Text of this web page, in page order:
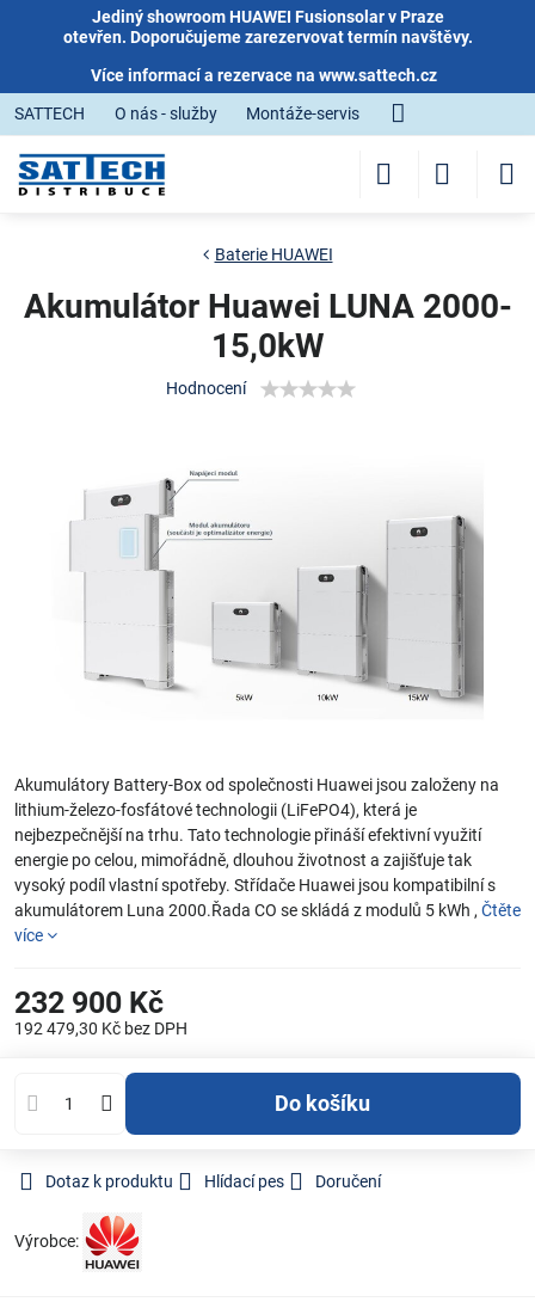
Jediný showroom HUAWEI Fusionsolar v Praze
otevřen. Doporučujeme zarezervovat termín navštěvy.
Více informací a rezervace na www.sattech.cz
SATTECH
O nás - služby Montáže-servis
Baterie HUAWEI
Akumulátor Huawei LUNA 2000-
15,0kW
Hodnocení
Akumulátory Battery-Box od společnosti Huawei jsou založeny na
lithium-železo-fosfátové technologii (LiFePO4), která je
nejbezpečnější na trhu. Tato technologie přináší efektivní využití
energie po celou, mimořádně, dlouhou životnost a zajišťuje tak
vysoký podíl vlastní spotřeby. Střídače Huawei jsou kompatibilní s
akumulátorem Luna 2000.Řada CO se skládá z modulů 5 kWh , Čtěte
více
232 900 Kč
192 479,30 Kč bez DPH
Do košíku
Dotaz k produktu Hlídací pes Doručení
Výrobce: